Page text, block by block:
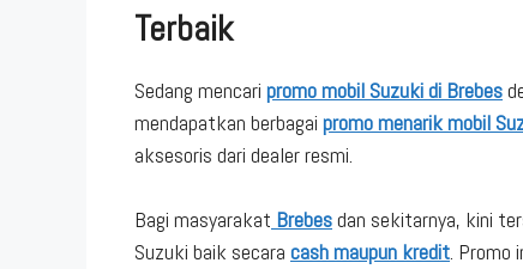
Terbaik
Sedang mencari promo mobil Suzuki di Brebes
mendapatkan berbagai promo menarik mobil
aksesoris dari dealer resmi.
Bagi masyarakat Brebesdan sekitarnya, kini
Suzuki baik secara cash maupun kredit. Promo